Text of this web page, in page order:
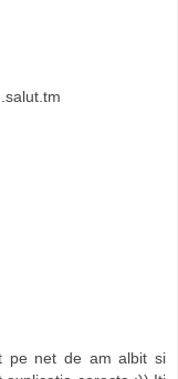
pe net de am albit si